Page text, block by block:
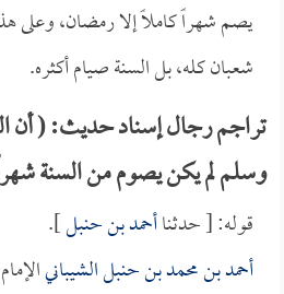
يصم شهراً كاملاً إلا رمضان، وعلى
شعبان كله، بل السنة صيام أكثره.
تراجم رجال إسناد حديث: ( أن
وسلم لم يكن يصوم من السنة
قوله: [ حدثناأحمد بن حنبل].
أحمد بن محمد بن حنبل الشيباني